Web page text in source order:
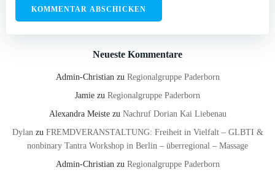
Neueste Kommentare
Admin-Christianzu Regionalgruppe Paderborn
Jamie zu Regionalgruppe Paderborn
Alexandra Meistezu Nachruf Dorian Kai Liebenau
Dylanzu FREMDVERANSTALTUNG: Freiheit in Vielfalt – GLBTI &
nonbinary Tantra Workshop in Berlin – überregional – Massage
Admin-Christianzu Regionalgruppe Paderborn